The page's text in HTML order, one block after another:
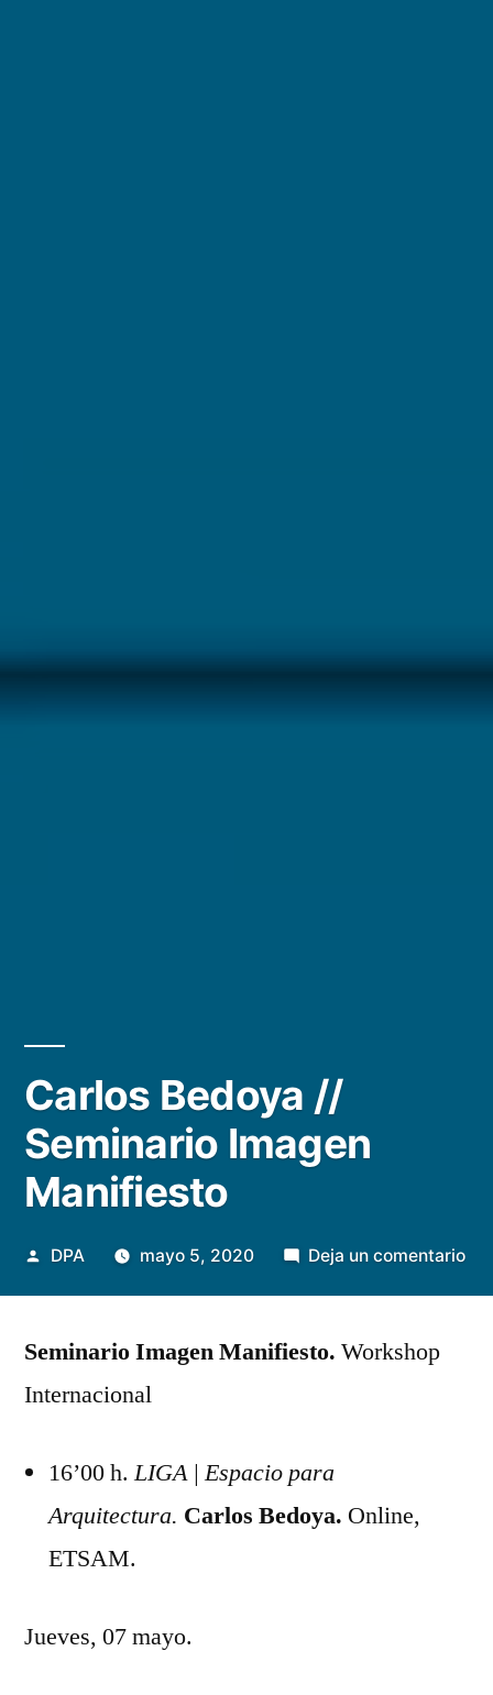
Carlos Bedoya //
Seminario Imagen
Manifiesto
Publicado
DPA mayo 5, 2020 Deja un comentarioen
Seminario Imagen Manifiesto. Workshop
Internacional
16’00 h.LIGA | Espacio para
Arquitectura. Carlos Bedoya. Online,
ETSAM.
Jueves, 07 mayo.